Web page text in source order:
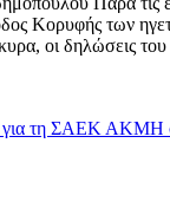
Κορυφής των
οι δηλώσεις
για τη ΣΑΕΚ ΑΚΜΗ